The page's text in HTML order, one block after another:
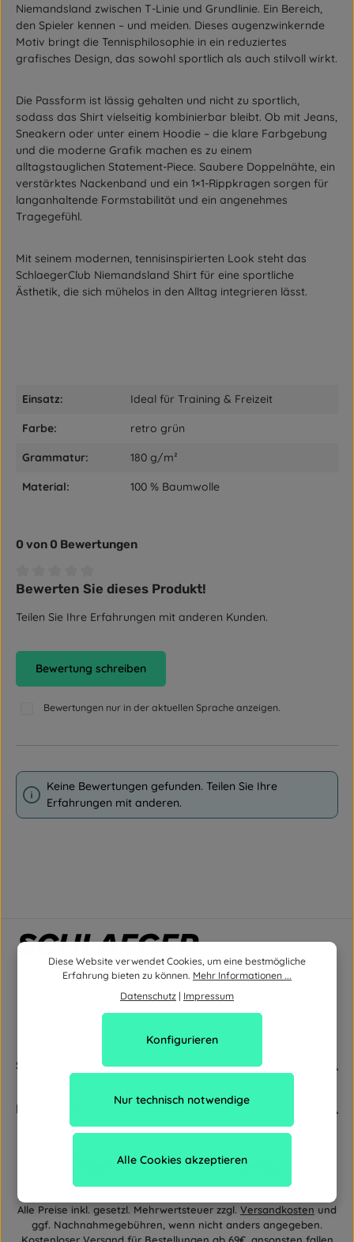
Niemandsland zwischen T-Linie und Grundlinie. Ein Bereich,
den Spieler kennen – und meiden. Dieses augenzwinkernde
Motiv bringt die Tennisphilosophie in ein reduziertes
grafisches Design, das sowohl sportlich als auch stilvoll wirkt.
Die Passform ist lässig gehalten und nicht zu sportlich,
sodass das Shirt vielseitig kombinierbar bleibt. Ob mit Jeans,
Sneakern oder unter einem Hoodie – die klare Farbgebung
und die moderne Grafik machen es zu einem
alltagstauglichen Statement-Piece. Saubere Doppelnähte, ein
verstärktes Nackenband und ein 1×1-Rippkragen sorgen für
langanhaltende Formstabilität und ein angenehmes
Tragegefühl.
Mit seinem modernen, tennisinspirierten Look steht das
SchlaegerClub Niemandsland Shirt für eine sportliche
Ästhetik, die sich mühelos in den Alltag integrieren lässt.
Einsatz: Ideal für Training & Freizeit
Farbe: retro grün
Grammatur: 180 g/m²
Material: 100 % Baumwolle
0 von 0 Bewertungen
Durchschnittliche Bewertung von 0 von 5 Sternen
Bewerten Sie dieses Produkt!
Teilen Sie Ihre Erfahrungen mit anderen Kunden.
Bewertung schreiben
Bewertungen nur in der aktuellen Sprache anzeigen.
Keine Bewertungen gefunden. Teilen Sie Ihre
Erfahrungen mit anderen.
Service
Newsletter
Alle Preise inkl. gesetzl. Mehrwertsteuer zzgl. Versandkosten und
ggf. Nachnahmegebühren, wenn nicht anders angegeben.
Diese Website verwendet Cookies, um eine bestmögliche
Erfahrung bieten zu können. Mehr Informationen ...
Datenschutz | Impressum
Nur technisch notwendige
Konfigurieren
Alle Cookies akzeptieren